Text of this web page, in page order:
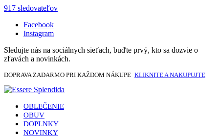
917 sledovateľov
Facebook
Instagram
Sledujte nás na sociálnych sieťach, buďte prvý, kto sa dozvie o
zľavách a novinkách.
DOPRAVA ZADARMO PRI KAŽDOM NÁKUPE KLIKNITE A NAKUPUJTE
OBLEČENIE
OBUV
DOPLNKY
NOVINKY